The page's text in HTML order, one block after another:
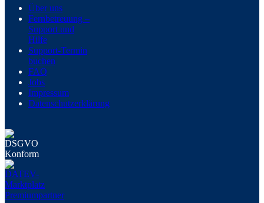
Über uns
Fernbetreuung –
Support und
Hilfe
Support-Termin
buchen
FAQ
Jobs
Impressum
Datenschutzerklärung